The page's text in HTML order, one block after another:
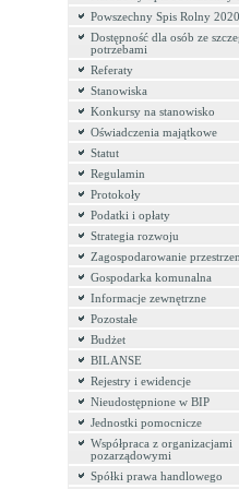
Powszechny Spis Rolny 2020
Dostępność dla osób ze
potrzebami
Referaty
Stanowiska
Konkursy na stanowisko
Oświadczenia majątkowe
Statut
Regulamin
Protokoły
Podatki i opłaty
Strategia rozwoju
Zagospodarowanie
Gospodarka komunalna
Informacje zewnętrzne
Pozostałe
Budżet
BILANSE
Rejestry i ewidencje
Nieudostępnione w BIP
Jednostki pomocnicze
Współpraca z organizacjami
pozarządowymi
Spółki prawa handlowego